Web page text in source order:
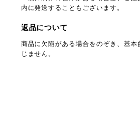
内に発送することもございます。
返品について
商品に欠陥がある場合をのぞき、基本
じません。